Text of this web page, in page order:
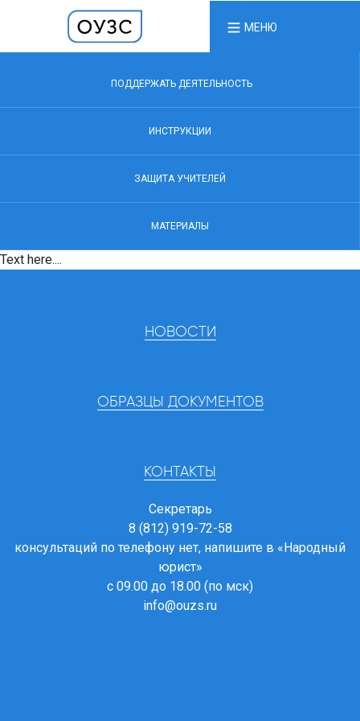
МЕНЮ
ПОДДЕРЖАТЬ ДЕЯТЕЛЬНОСТЬ
ИНСТРУКЦИИ
ЗАЩИТА УЧИТЕЛЕЙ
МАТЕРИАЛЫ
Text here....
НОВОСТИ
ОБРАЗЦЫ ДОКУМЕНТОВ
КОНТАКТЫ
Секретарь
8 (812) 919-72-58
консультаций по телефону нет, напишите в «Народный
юрист»
с 09.00 до 18.00 (по мск)
info@ouzs.ru